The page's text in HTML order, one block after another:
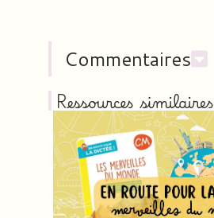
Commentaires
Ressources similaires